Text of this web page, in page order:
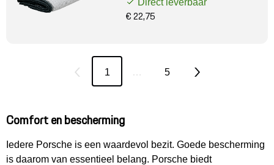
Direct leverbaar
€ 22,75
1 … 5
Comfort en bescherming
Iedere Porsche is een waardevol bezit. Goede bescherming
is daarom van essentieel belang. Porsche biedt